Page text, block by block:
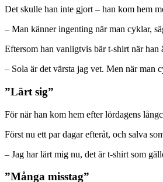
Det skulle han inte gjort – han kom hem
– Man känner ingenting när man cyklar,
Eftersom han vanligtvis bär t-shirt när han
– Sola är det värsta jag vet. Men när man
”Lärt sig”
För när han kom hem efter lördagens
Först nu ett par dagar efteråt, och salva
– Jag har lärt mig nu, det är t-shirt som
”Många misstag”